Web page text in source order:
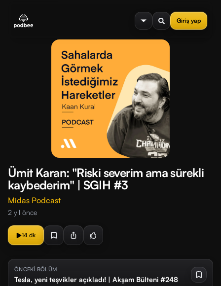
Giriş yap
menu
Ümit Karan: "Riski severim ama sürekli
kaybederim" | SGIH #3
Midas Podcast
2 yıl önce
14 dk
ÖNCEKİ BÖLÜM
Tesla, yeni teşvikler açıkladı! | Akşam Bülteni #248